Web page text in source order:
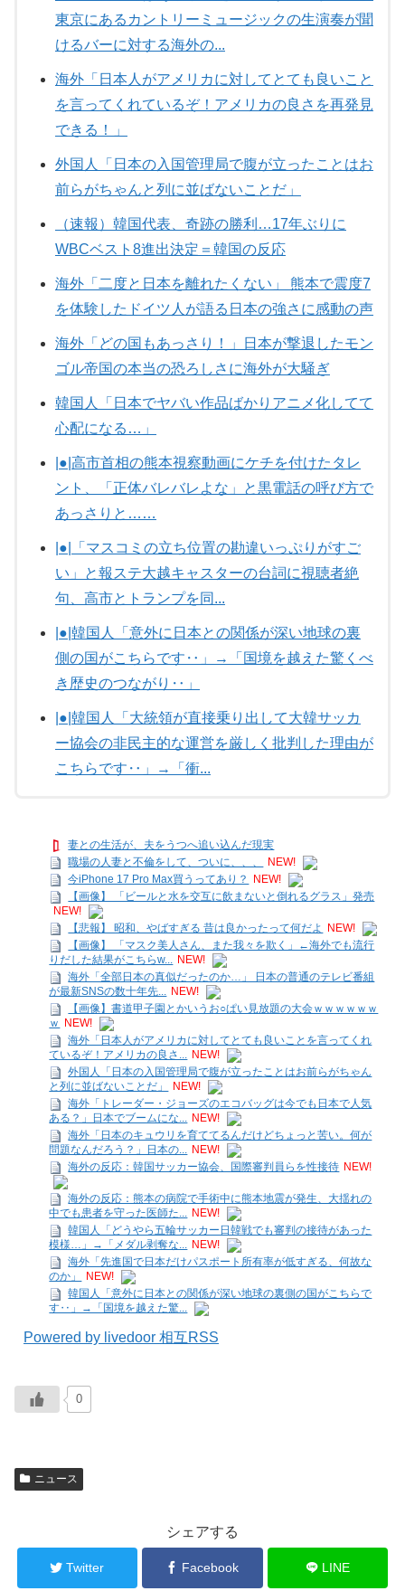
東京にあるカントリーミュージックの生演奏が聞
けるバーに対する海外の...
海外「日本人がアメリカに対してとても良いこと
を言ってくれているぞ！アメリカの良さを再発見
できる！」
外国人「日本の入国管理局で腹が立ったことはお
前らがちゃんと列に並ばないことだ」
（速報）韓国代表、奇跡の勝利…17年ぶりに
WBCベスト8進出決定＝韓国の反応
海外「二度と日本を離れたくない」 熊本で震度7
を体験したドイツ人が語る日本の強さに感動の声
海外「どの国もあっさり！」日本が撃退したモン
ゴル帝国の本当の恐ろしさに海外が大騒ぎ
韓国人「日本でヤバい作品ばかりアニメ化してて
心配になる…」
|●|高市首相の熊本視察動画にケチを付けたタレ
ント、「正体バレバレよな」と黒電話の呼び方で
あっさりと……
|●|「マスコミの立ち位置の勘違いっぷりがすご
い」と報ステ大越キャスターの台詞に視聴者絶
句、高市とトランプを同...
|●|韓国人「意外に日本との関係が深い地球の裏
側の国がこちらです‥」→「国境を越えた驚くべ
き歴史のつながり‥」
|●|韓国人「大統領が直接乗り出して大韓サッカ
ー協会の非民主的な運営を厳しく批判した理由が
こちらです‥」→「衝...
妻との生活が、夫をうつへ追い込んだ現実
職場の人妻と不倫をして、ついに、、、
NEW!
今iPhone 17 Pro Max買うってあり？
NEW!
【画像】 「ビールと水を交互に飲まないと倒れるグラス」発売
NEW!
【悲報】 昭和、やばすぎる 昔は良かったって何だよ
NEW!
【画像】 「マスク美人さん、また我々を欺く」←海外でも流行
りだした結果がこちらw... NEW!
海外「全部日本の真似だったのか…」 日本の普通のテレビ番組
が最新SNSの数十年先... NEW!
【画像】書道甲子園とかいうお○ぱい見放題の大会ｗｗｗｗｗｗ
ｗ
NEW!
海外「日本人がアメリカに対してとても良いことを言ってくれ
ているぞ！アメリカの良さ... NEW!
外国人「日本の入国管理局で腹が立ったことはお前らがちゃん
と列に並ばないことだ」
NEW!
海外「トレーダー・ジョーズのエコバッグは今でも日本で人気
ある？」日本でブームにな... NEW!
海外「日本のキュウリを育ててるんだけどちょっと苦い。何が
問題なんだろう？」日本の... NEW!
海外の反応：韓国サッカー協会、国際審判員らを性接待 NEW!
海外の反応：熊本の病院で手術中に熊本地震が発生、大揺れの
中でも患者を守った医師た... NEW!
韓国人「どうやら五輪サッカー日韓戦でも審判の接待があった
模様…」→「メダル剥奪な... NEW!
海外「先進国で日本だけパスポート所有率が低すぎる、何故な
のか」
NEW!
韓国人「意外に日本との関係が深い地球の裏側の国がこちらで
す‥」→「国境を越えた驚...
Powered by livedoor 相互RSS
0
ニュース
シェアする
Twitter Facebook LINE